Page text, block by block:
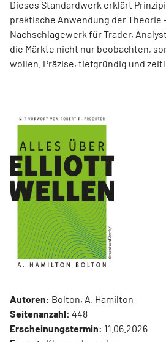
Dieses Standardwerk erklärt
praktische Anwendung der Theorie
Nachschlagewerk für Trader,
die Märkte nicht nur beobachten,
wollen. Präzise, tiefgründig und
Autoren: Bolton, A. Hamilton
Seitenanzahl: 448
Erscheinungstermin: 11.06.2026